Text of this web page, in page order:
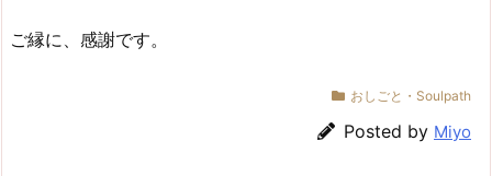
ご縁に、感謝です。
おしごと・Soulpath
Posted by Miyo